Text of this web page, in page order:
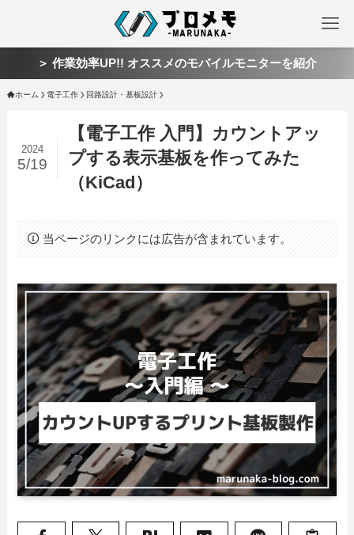
＞ 作業効率UP!! オススメのモバイルモニターを紹介
ホーム 電子工作 回路設計・基板設計
【電子工作 入門】カウントアッ
プする表示基板を作ってみた
（KiCad）
2024
5/19
当ページのリンクには広告が含まれています。